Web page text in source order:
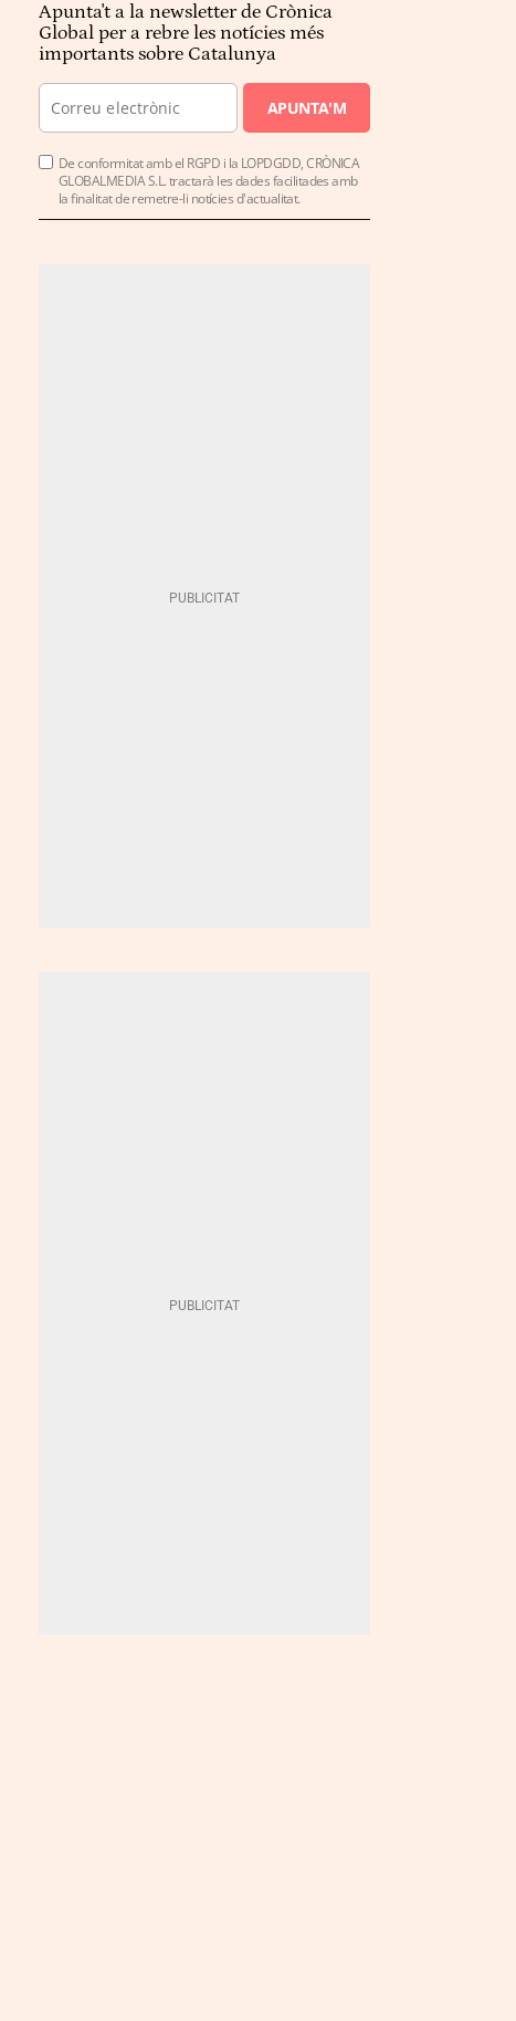
Apunta't a la newsletter de Crònica
Global per a rebre les notícies més
importants sobre Catalunya
APUNTA'M
De conformitat amb el RGPD i la LOPDGDD, CRÒNICA
GLOBALMEDIA S.L. tractarà les dades facilitades amb
la finalitat de remetre-li notícies d'actualitat.